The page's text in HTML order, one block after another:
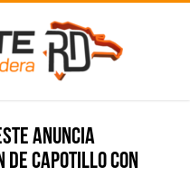
anuncia
de Capotillo con